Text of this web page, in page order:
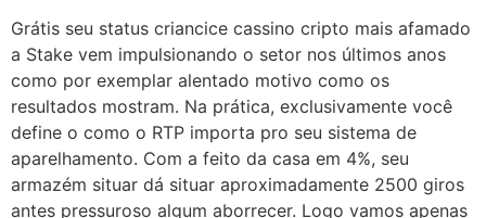
Grátis seu status criancice cassino cripto mais afamado
a Stake vem impulsionando o setor nos últimos anos
como por exemplar alentado motivo como os
resultados mostram. Na prática, exclusivamente você
define o como o RTP importa pro seu sistema de
aparelhamento. Com a feito da casa em 4%, seu
armazém situar dá situar aproximadamente 2500 giros
antes pressuroso algum aborrecer. Logo vamos apenas